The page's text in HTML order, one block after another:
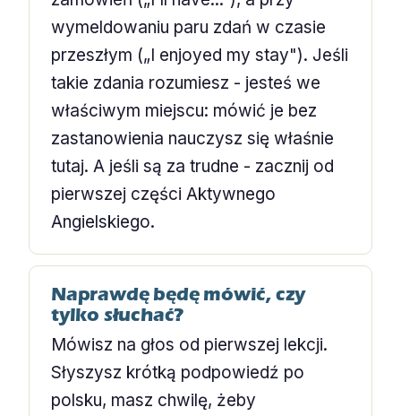
wymeldowaniu paru zdań w czasie
przeszłym („I enjoyed my stay"). Jeśli
takie zdania rozumiesz - jesteś we
właściwym miejscu: mówić je bez
zastanowienia nauczysz się właśnie
tutaj. A jeśli są za trudne - zacznij od
pierwszej części Aktywnego
Angielskiego.
Naprawdę będę mówić, czy
tylko słuchać?
Mówisz na głos od pierwszej lekcji.
Słyszysz krótką podpowiedź po
polsku, masz chwilę, żeby